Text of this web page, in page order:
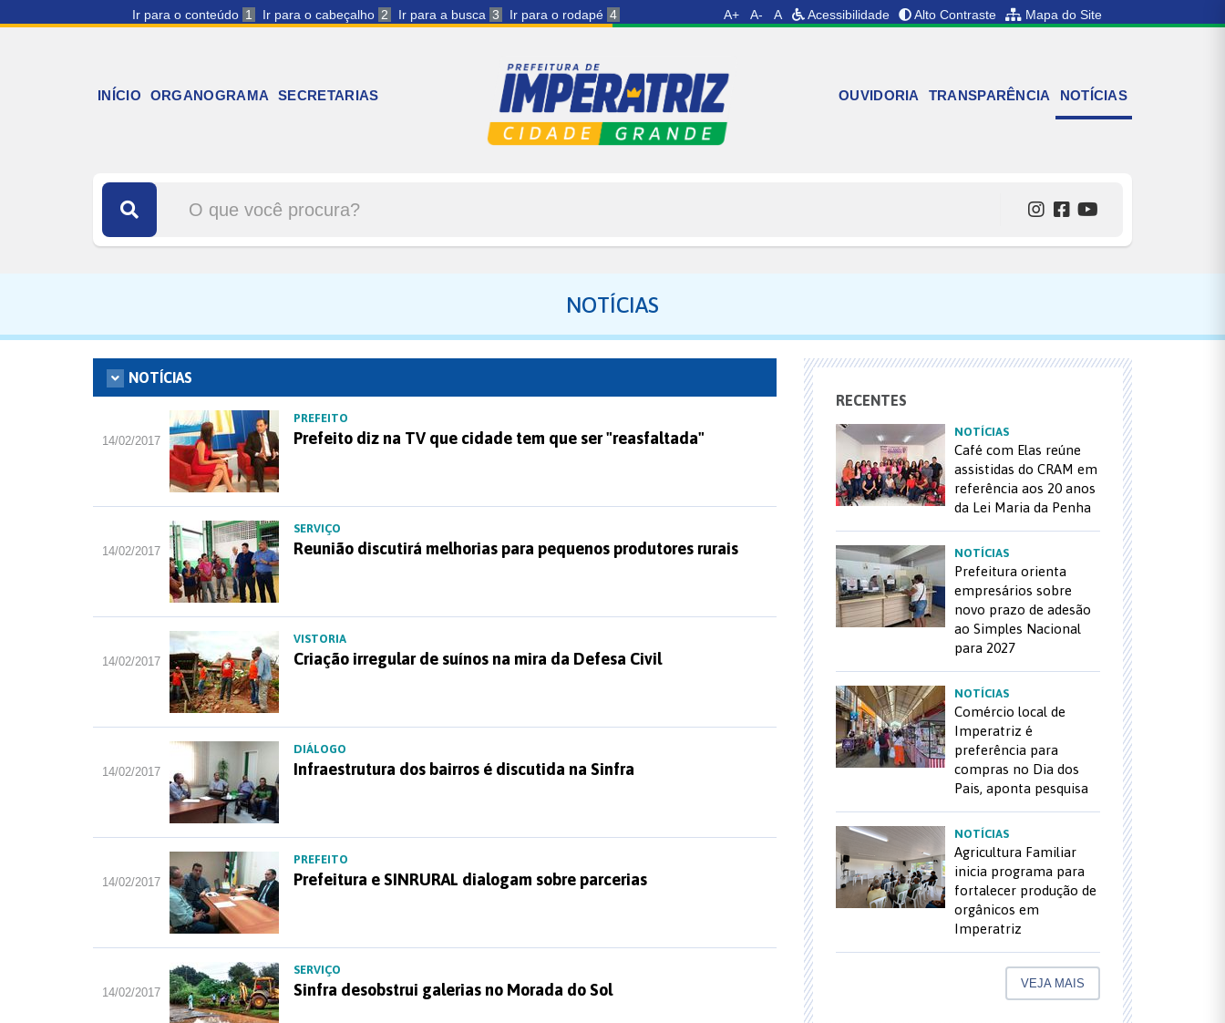
Ir para o conteúdo 1 Ir para o cabeçalho 2 Ir para a busca 3 Ir para o rodapé 4 A+ A- A Acessibilidade Alto Contraste Mapa do Site
INÍCIO ORGANOGRAMA SECRETARIAS OUVIDORIA TRANSPARÊNCIA NOTÍCIAS
NOTÍCIAS
NOTÍCIAS
14/02/2017
PREFEITO
Prefeito diz na TV que cidade tem que ser "reasfaltada"
14/02/2017
SERVIÇO
Reunião discutirá melhorias para pequenos produtores rurais
14/02/2017
VISTORIA
Criação irregular de suínos na mira da Defesa Civil
14/02/2017
DIÁLOGO
Infraestrutura dos bairros é discutida na Sinfra
14/02/2017
PREFEITO
Prefeitura e SINRURAL dialogam sobre parcerias
14/02/2017
SERVIÇO
Sinfra desobstrui galerias no Morada do Sol
RECENTES
NOTÍCIAS
Café com Elas reúne
assistidas do CRAM em
referência aos 20 anos
da Lei Maria da Penha
NOTÍCIAS
Prefeitura orienta
empresários sobre
novo prazo de adesão
ao Simples Nacional
para 2027
NOTÍCIAS
Comércio local de
Imperatriz é
preferência para
compras no Dia dos
Pais, aponta pesquisa
NOTÍCIAS
Agricultura Familiar
inicia programa para
fortalecer produção de
orgânicos em
Imperatriz
VEJA MAIS